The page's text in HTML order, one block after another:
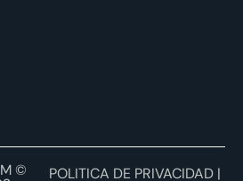
©
POLITICA DE PRIVACIDAD |